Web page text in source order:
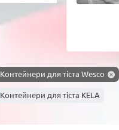
Контейнери для тіста Wesco
Контейнери для тіста KELA